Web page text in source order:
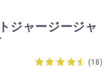
ジャージージャ
(18)